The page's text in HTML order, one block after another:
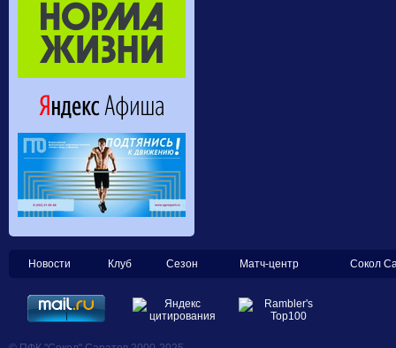
Новости Клуб Сезон Матч-центр Сокол